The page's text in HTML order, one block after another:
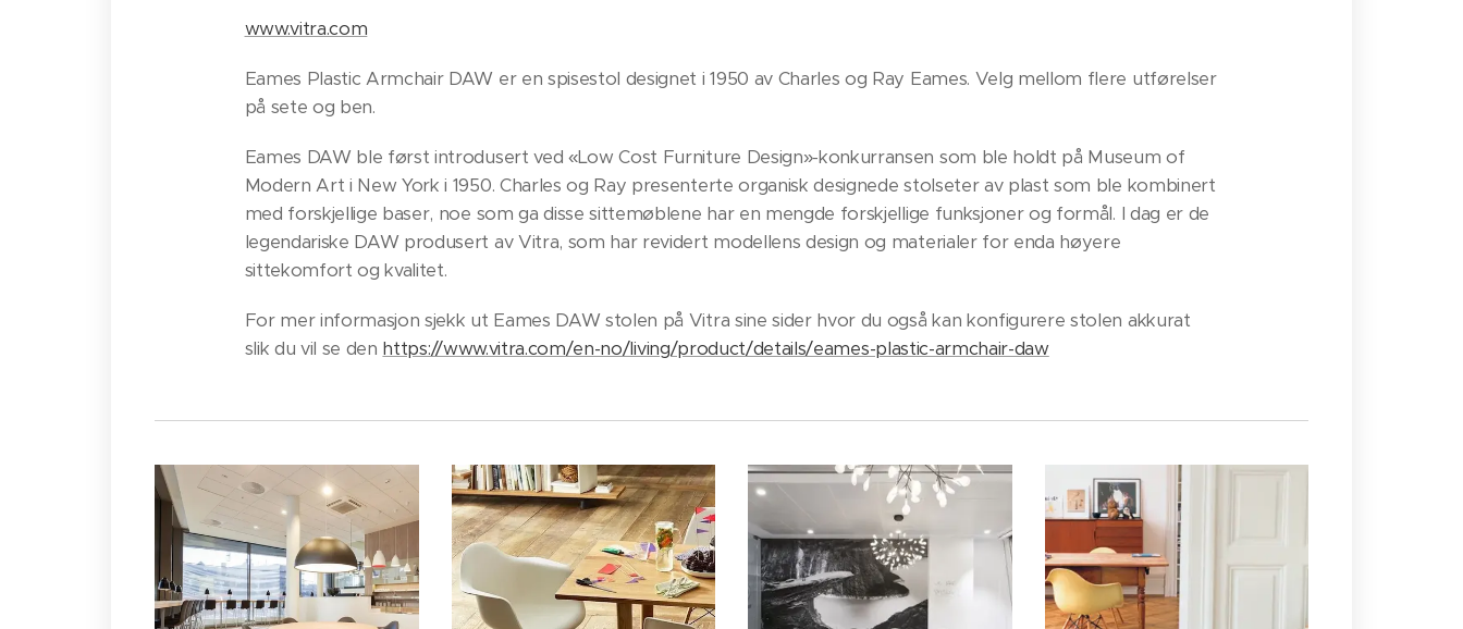
www.vitra.com
Eames Plastic Armchair DAW er en spisestol designet i 1950 av Charles og Ray Eames. Velg mellom flere utførelser
på sete og ben.
Eames DAW ble først introdusert ved «Low Cost Furniture Design»-konkurransen som ble holdt på Museum of
Modern Art i New York i 1950. Charles og Ray presenterte organisk designede stolseter av plast som ble kombinert
med forskjellige baser, noe som ga disse sittemøblene har en mengde forskjellige funksjoner og formål. I dag er de
legendariske DAW produsert av Vitra, som har revidert modellens design og materialer for enda høyere
sittekomfort og kvalitet.
For mer informasjon sjekk ut Eames DAW stolen på Vitra sine sider hvor du også kan konfigurere stolen akkurat
slik du vil se den https://www.vitra.com/en-no/living/product/details/eames-plastic-armchair-daw